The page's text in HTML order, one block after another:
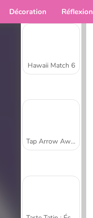
Décoration Réflexion
Hawaii Match 6
Tap Arrow Away